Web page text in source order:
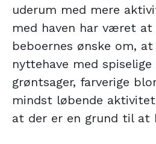
uderum med mere
med haven har været at
beboernes ønske om, at
nyttehave med
grøntsager, farverige
mindst løbende
at der er en grund til at